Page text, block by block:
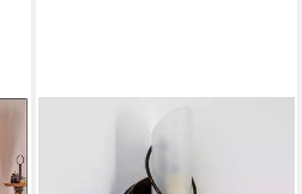
Wandleuchte »Curdomo«
Wandlampe aus Metall/Glas in